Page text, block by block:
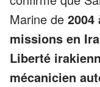
Marine de 2004
missions en
Liberté
mécanicien